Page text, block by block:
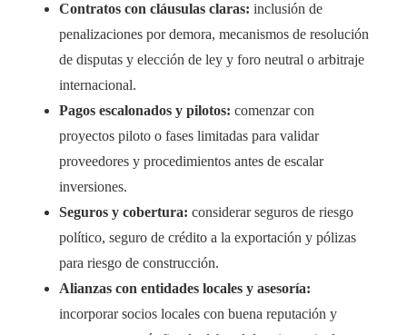
Contratos con cláusulas claras: inclusión de
penalizaciones por demora, mecanismos de resolución
de disputas y elección de ley y foro neutral o arbitraje
internacional.
Pagos escalonados y pilotos: comenzar con
proyectos piloto o fases limitadas para validar
proveedores y procedimientos antes de escalar
inversiones.
Seguros y cobertura: considerar seguros de riesgo
político, seguro de crédito a la exportación y pólizas
para riesgo de construcción.
Alianzas con entidades locales y asesoría:
incorporar socios locales con buena reputación y